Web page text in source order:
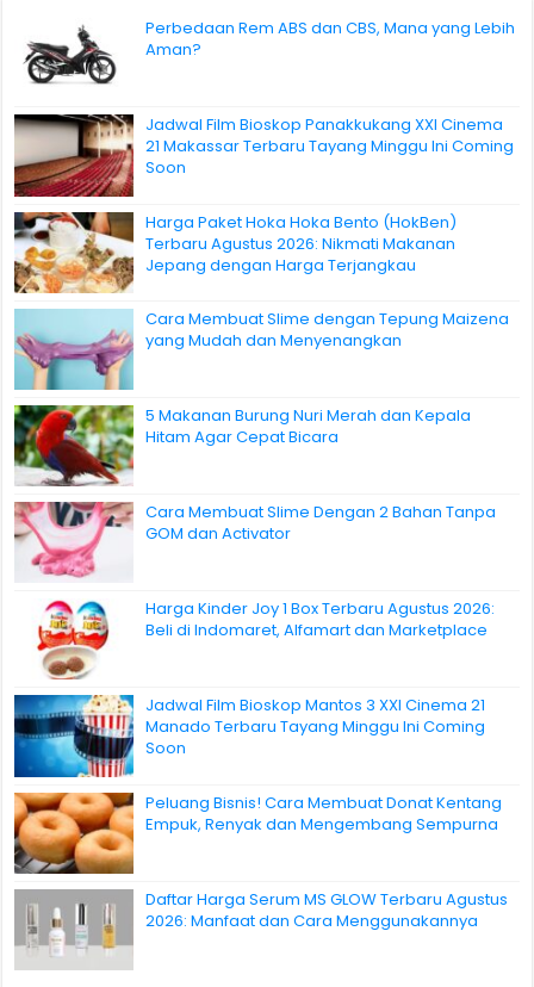
Perbedaan Rem ABS dan CBS, Mana yang Lebih
Aman?
Jadwal Film Bioskop Panakkukang XXI Cinema
21 Makassar Terbaru Tayang Minggu Ini Coming
Soon
Harga Paket Hoka Hoka Bento (HokBen)
Terbaru Agustus 2026: Nikmati Makanan
Jepang dengan Harga Terjangkau
Cara Membuat Slime dengan Tepung Maizena
yang Mudah dan Menyenangkan
5 Makanan Burung Nuri Merah dan Kepala
Hitam Agar Cepat Bicara
Cara Membuat Slime Dengan 2 Bahan Tanpa
GOM dan Activator
Harga Kinder Joy 1 Box Terbaru Agustus 2026:
Beli di Indomaret, Alfamart dan Marketplace
Jadwal Film Bioskop Mantos 3 XXI Cinema 21
Manado Terbaru Tayang Minggu Ini Coming
Soon
Peluang Bisnis! Cara Membuat Donat Kentang
Empuk, Renyak dan Mengembang Sempurna
Daftar Harga Serum MS GLOW Terbaru Agustus
2026: Manfaat dan Cara Menggunakannya